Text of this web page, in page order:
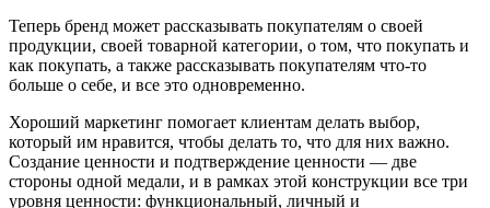
Теперь бренд может рассказывать покупателям о своей
продукции, своей товарной категории, о том, что покупать и
как покупать, а также рассказывать покупателям что-то
больше о себе, и все это одновременно.
Хороший маркетинг помогает клиентам делать выбор,
который им нравится, чтобы делать то, что для них важно.
Создание ценности и подтверждение ценности — две
стороны одной медали, и в рамках этой конструкции все три
уровня ценности: функциональный, личный и